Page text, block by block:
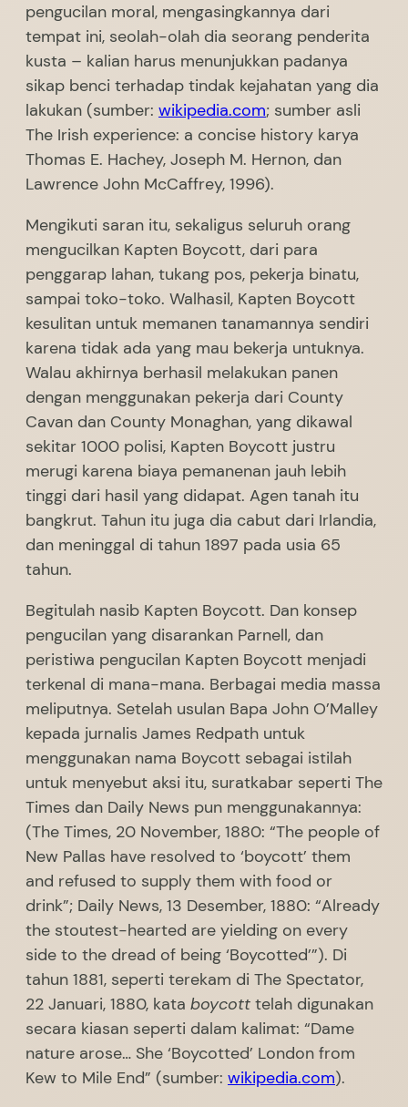
pengucilan moral, mengasingkannya dari
tempat ini, seolah-olah dia seorang penderita
kusta – kalian harus menunjukkan padanya
sikap benci terhadap tindak kejahatan yang dia
lakukan (sumber: wikipedia.com; sumber asli
The Irish experience: a concise history karya
Thomas E. Hachey, Joseph M. Hernon, dan
Lawrence John McCaffrey, 1996).
Mengikuti saran itu, sekaligus seluruh orang
mengucilkan Kapten Boycott, dari para
penggarap lahan, tukang pos, pekerja binatu,
sampai toko-toko. Walhasil, Kapten Boycott
kesulitan untuk memanen tanamannya sendiri
karena tidak ada yang mau bekerja untuknya.
Walau akhirnya berhasil melakukan panen
dengan menggunakan pekerja dari County
Cavan dan County Monaghan, yang dikawal
sekitar 1000 polisi, Kapten Boycott justru
merugi karena biaya pemanenan jauh lebih
tinggi dari hasil yang didapat. Agen tanah itu
bangkrut. Tahun itu juga dia cabut dari Irlandia,
dan meninggal di tahun 1897 pada usia 65
tahun.
Begitulah nasib Kapten Boycott. Dan konsep
pengucilan yang disarankan Parnell, dan
peristiwa pengucilan Kapten Boycott menjadi
terkenal di mana-mana. Berbagai media massa
meliputnya. Setelah usulan Bapa John O’Malley
kepada jurnalis James Redpath untuk
menggunakan nama Boycott sebagai istilah
untuk menyebut aksi itu, suratkabar seperti The
Times dan Daily News pun menggunakannya:
(The Times, 20 November, 1880: “The people of
New Pallas have resolved to ‘boycott’ them
and refused to supply them with food or
drink”; Daily News, 13 Desember, 1880: “Already
the stoutest-hearted are yielding on every
side to the dread of being ‘Boycotted’”). Di
tahun 1881, seperti terekam di The Spectator,
22 Januari, 1880, kata boycott telah digunakan
secara kiasan seperti dalam kalimat: “Dame
nature arose… She ‘Boycotted’ London from
Kew to Mile End” (sumber: wikipedia.com).